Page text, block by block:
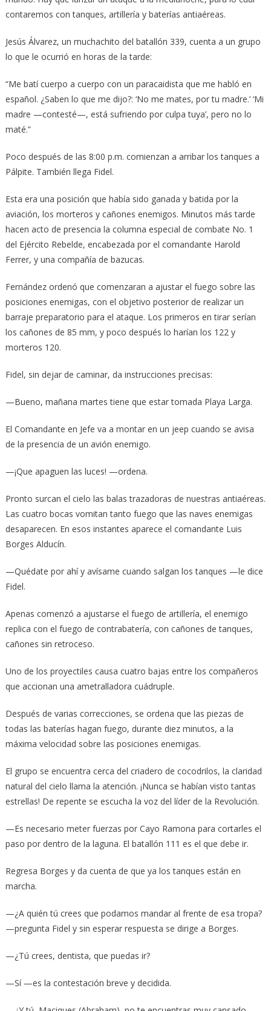
contaremos con tanques, artillería y baterías antiaéreas.
Jesús Álvarez, un muchachito del batallón 339, cuenta a un grupo
lo que le ocurrió en horas de la tarde:
“Me batí cuerpo a cuerpo con un paracaidista que me habló en
español. ¿Saben lo que me dijo?: ‘No me mates, por tu madre.’ ‘Mi
madre —contesté—, está sufriendo por culpa tuya’, pero no lo
maté.”
Poco después de las 8:00 p.m. comienzan a arribar los tanques a
Pálpite. También llega Fidel.
Esta era una posición que había sido ganada y batida por la
aviación, los morteros y cañones enemigos. Minutos más tarde
hacen acto de presencia la columna especial de combate No. 1
del Ejército Rebelde, encabezada por el comandante Harold
Ferrer, y una compañía de bazucas.
Fernández ordenó que comenzaran a ajustar el fuego sobre las
posiciones enemigas, con el objetivo posterior de realizar un
barraje preparatorio para el ataque. Los primeros en tirar serían
los cañones de 85 mm, y poco después lo harían los 122 y
morteros 120.
Fidel, sin dejar de caminar, da instrucciones precisas:
—Bueno, mañana martes tiene que estar tomada Playa Larga.
El Comandante en Jefe va a montar en un jeep cuando se avisa
de la presencia de un avión enemigo.
—¡Que apaguen las luces! —ordena.
Pronto surcan el cielo las balas trazadoras de nuestras antiaéreas.
Las cuatro bocas vomitan tanto fuego que las naves enemigas
desaparecen. En esos instantes aparece el comandante Luis
Borges Alducín.
—Quédate por ahí y avísame cuando salgan los tanques —le dice
Fidel.
Apenas comenzó a ajustarse el fuego de artillería, el enemigo
replica con el fuego de contrabatería, con cañones de tanques,
cañones sin retroceso.
Uno de los proyectiles causa cuatro bajas entre los compañeros
que accionan una ametralladora cuádruple.
Después de varias correcciones, se ordena que las piezas de
todas las baterías hagan fuego, durante diez minutos, a la
máxima velocidad sobre las posiciones enemigas.
El grupo se encuentra cerca del criadero de cocodrilos, la claridad
natural del cielo llama la atención. ¡Nunca se habían visto tantas
estrellas! De repente se escucha la voz del líder de la Revolución.
—Es necesario meter fuerzas por Cayo Ramona para cortarles el
paso por dentro de la laguna. El batallón 111 es el que debe ir.
Regresa Borges y da cuenta de que ya los tanques están en
marcha.
—¿A quién tú crees que podamos mandar al frente de esa tropa?
—pregunta Fidel y sin esperar respuesta se dirige a Borges.
—¿Tú crees, dentista, que puedas ir?
—Sí —es la contestación breve y decidida.